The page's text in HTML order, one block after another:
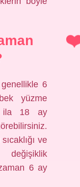
6
yüzme
ila 18 ay
ve
değişiklik
6 ay